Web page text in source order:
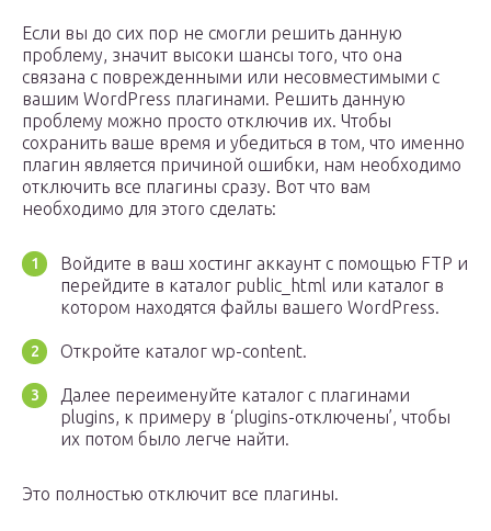
Если вы до сих пор не смогли решить данную
проблему, значит высоки шансы того, что она
связана с поврежденными или несовместимыми с
вашим WordPress плагинами. Решить данную
проблему можно просто отключив их. Чтобы
сохранить ваше время и убедиться в том, что именно
плагин является причиной ошибки, нам необходимо
отключить все плагины сразу. Вот что вам
необходимо для этого сделать:
Войдите в ваш хостинг аккаунт с помощью FTP и
перейдите в каталог public_html или каталог в
котором находятся файлы вашего WordPress.
Откройте каталог wp-content.
Далее переименуйте каталог с плагинами
plugins, к примеру в ‘plugins-отключены’, чтобы
их потом было легче найти.
Это полностью отключит все плагины.